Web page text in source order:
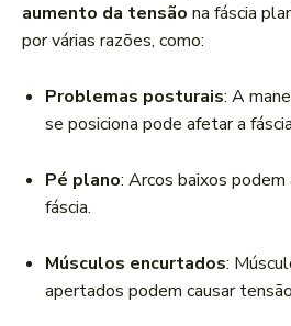
aumento da tensão na fáscia
por várias razões, como:
Problemas posturais: A
se posiciona pode afetar a
Pé plano: Arcos baixos
fáscia.
Músculos encurtados:
apertados podem causar